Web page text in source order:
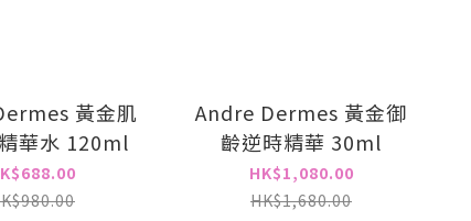
黃金肌
華水 120ml
Andre Dermes 黃金御
齡逆時精華 30ml
HK$1,080.00
HK$1,680.00